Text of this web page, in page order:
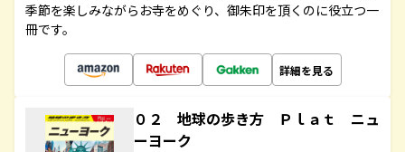
季節を楽しみながらお寺をめぐり、御朱印を頂くのに役立つ一
冊です。
詳細を見る
０２ 地球の歩き方 Ｐｌａｔ ニュ
ーヨーク